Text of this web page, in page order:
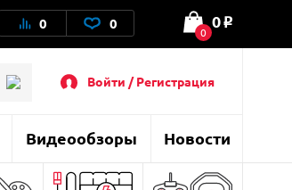
0 0 0
0 o
Войти / Регистрация
Видеообзоры Новости